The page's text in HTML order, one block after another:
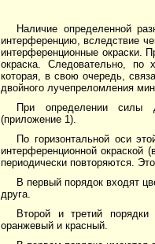
Наличие определенной
интерференцию, вследствие
интерференционные окраски.
окраска. Следовательно, по
которая, в свою очередь,
двойного лучепреломления
При определении силы
(приложение 1).
По горизонтальной оси
интерференционной окраской
периодически повторяются.
В первый порядок входят
друга.
Второй и третий
оранжевый и красный.